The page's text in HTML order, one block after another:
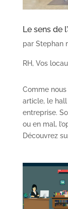
Le sens de
par Stephan
RH, Vos
Comme nous
article, le hall
entreprise.
ou en mal,
Découvrez